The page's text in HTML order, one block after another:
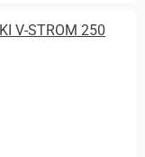
V-STROM 250